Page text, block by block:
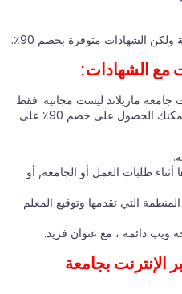
ولكن الشهادات متوفرة بخصم 90٪.
مع الشهادات:
ماريلاند ليست مجانية. فقط
الدورات عبر الإنترنت مجانية. ولكن يمكنك الحصول على خصم 90٪ على
أثناء طلبات العمل أو الجامعة, أو
التي تقدمها وتوقيع المعلم
ويب دائمة ، مع عنوان فريد.
الإنترنت بجامعة